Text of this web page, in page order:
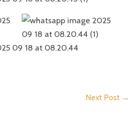
Next Post →